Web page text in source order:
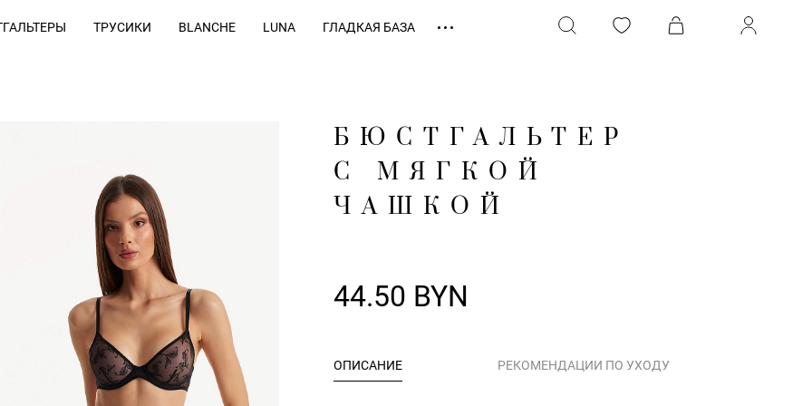
ТРУСИКИ BLANCHE LUNA ГЛАДКАЯ БАЗА
БЮСТГАЛЬТЕР
С МЯГКОЙ
ЧАШКОЙ
44.50 BYN
ОПИСАНИЕ РЕКОМЕНДАЦИИ ПО УХОДУ